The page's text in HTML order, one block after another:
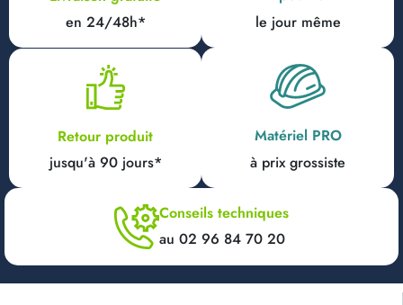
en 24/48h*
le jour même
Retour produit
jusqu'à 90 jours*
Matériel PRO
à prix grossiste
Conseils techniques
au 02 96 84 70 20